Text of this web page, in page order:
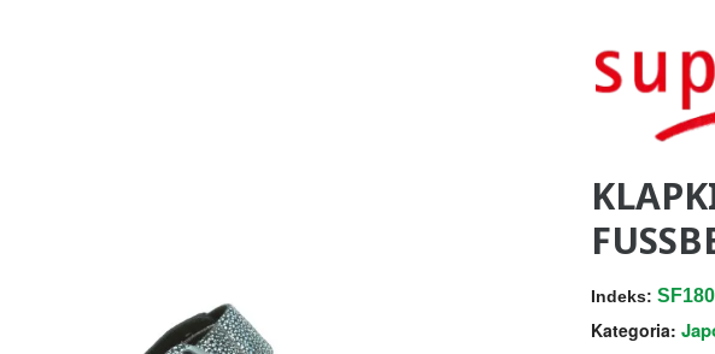
Indeks:
Kategoria: